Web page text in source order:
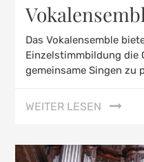
Das Vokalensemble
Einzelstimmbildung die
gemeinsame Singen zu
WEITER LESEN